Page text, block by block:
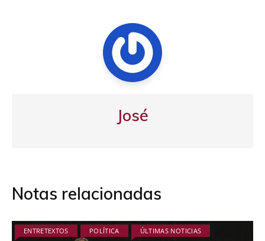
José
Notas relacionadas
ENTRETEXTOS POLÍTICA ÚLTIMAS NOTICIAS